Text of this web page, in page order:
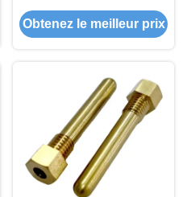
usinées de précision
pour la fabrication de
Obtenez le meilleur prix